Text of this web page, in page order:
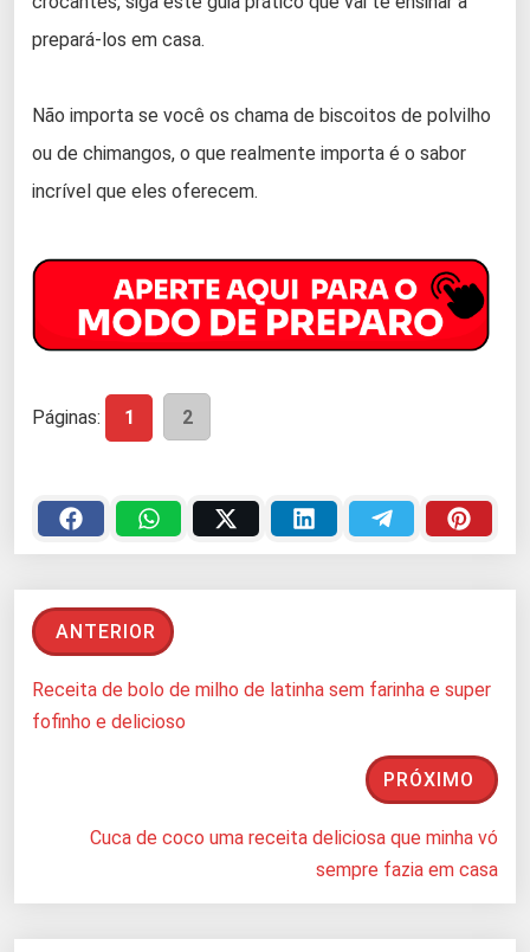
prepará-los em casa.
Não importa se você os chama de biscoitos de polvilho
ou de chimangos, o que realmente importa é o sabor
incrível que eles oferecem.
Páginas: 1 2
ANTERIOR
Receita de bolo de milho de latinha sem farinha e super
fofinho e delicioso
PRÓXIMO
Cuca de coco uma receita deliciosa que minha vó
sempre fazia em casa